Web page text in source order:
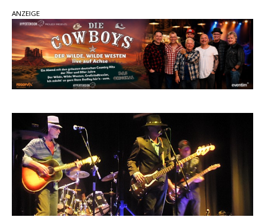
Parton, Bill Anderson und Shaboozey im Fokus
Chris Johnson & The Hollywood Hillbillies
kündigen neues Album mit „Better Days
Ahead“ an
Danke für Euer Vertrauen: Country.de erreicht
ANZEIGE